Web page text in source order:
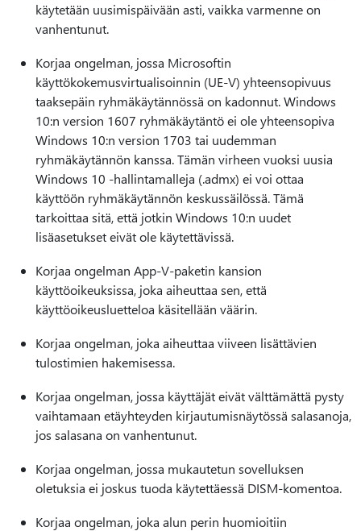
käytetään uusimispäivään asti, vaikka varmenne on
vanhentunut.
Korjaa ongelman, jossa Microsoftin
käyttökokemusvirtualisoinnin (UE-V) yhteensopivuus
taaksepäin ryhmäkäytännössä on kadonnut. Windows
10:n version 1607 ryhmäkäytäntö ei ole yhteensopiva
Windows 10:n version 1703 tai uudemman
ryhmäkäytännön kanssa. Tämän virheen vuoksi uusia
Windows 10 -hallintamalleja (.admx) ei voi ottaa
käyttöön ryhmäkäytännön keskussäilössä. Tämä
tarkoittaa sitä, että jotkin Windows 10:n uudet
lisäasetukset eivät ole käytettävissä.
Korjaa ongelman App-V-paketin kansion
käyttöoikeuksissa, joka aiheuttaa sen, että
käyttöoikeusluetteloa käsitellään väärin.
Korjaa ongelman, joka aiheuttaa viiveen lisättävien
tulostimien hakemisessa.
Korjaa ongelman, jossa käyttäjät eivät välttämättä pysty
vaihtamaan etäyhteyden kirjautumisnäytössä salasanoja,
jos salasana on vanhentunut.
Korjaa ongelman, jossa mukautetun sovelluksen
oletuksia ei joskus tuoda käytettäessä DISM-komentoa.
Korjaa ongelman, joka alun perin huomioitiin